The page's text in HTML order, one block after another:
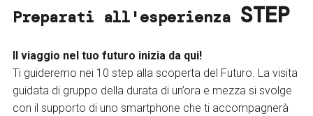
Preparati all'esperienza STEP
Il viaggio nel tuo futuro inizia da qui!
Ti guideremo nei 10 step alla scoperta del Futuro. La visita
guidata di gruppo della durata di un’ora e mezza si svolge
con il supporto di uno smartphone che ti accompagnerà